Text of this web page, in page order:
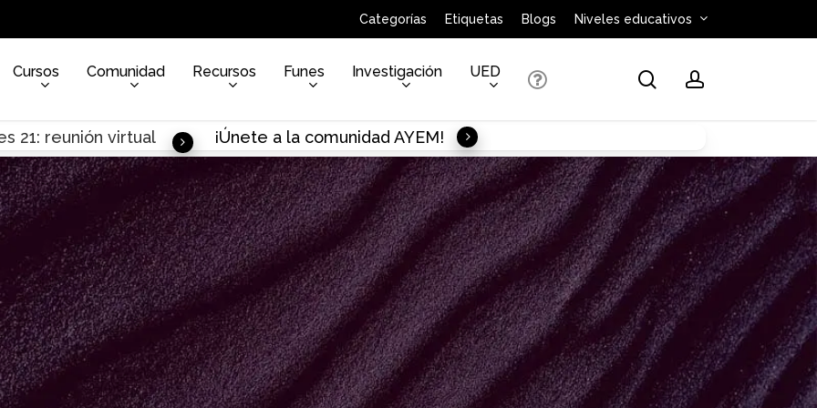
Categorías Etiquetas Blogs Niveles educativos
Cursos Comunidad Recursos Funes Investigación UED searchaccount
21: reunión virtual ¡Únete a la comunidad AYEM!